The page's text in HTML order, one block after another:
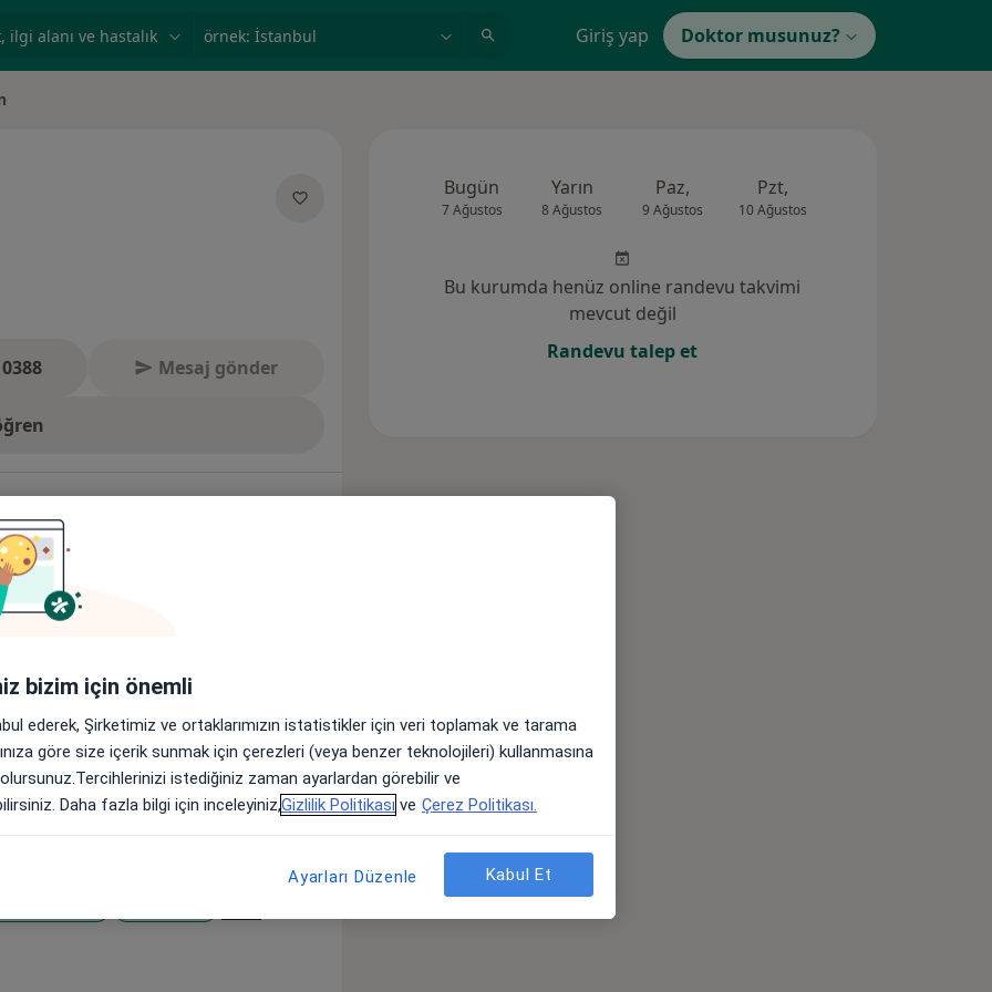
örnek: İstanbul Giriş yap Doktor musunuz?
Mesaj gönder
Sigortalar Görüşler (63)
Bolu’da bitirdi. 2005 yılında
oldu.2006-2010 yılları arasında
Dermatoloji (Deri ve Zührevi
2022 yılları arasında uzman hekim
hekim olarak görev yaptı. 2012
akne, akne skarı, leke, saç
ilgilenmektedir. 2023 yılı Eylül ayı
Bugün
7 Ağustos
Yarın
8 Ağustos
Paz,
9 Ağustos
Pzt,
10 Ağustos
Bu kurumda henüz online randevu takvimi
mevcut değil
Randevu talep et
bizim için önemli
ederek, Şirketimiz ve ortaklarımızın istatistikler için veri toplamak ve tarama
göre size içerik sunmak için çerezleri (veya benzer teknolojileri) kullanmasına
istediğiniz zaman ayarlardan görebilir ve
Daha fazla bilgi için inceleyiniz,Gizlilik Politikası ve Çerez Politikası.
Ayarları Düzenle Kabul Et